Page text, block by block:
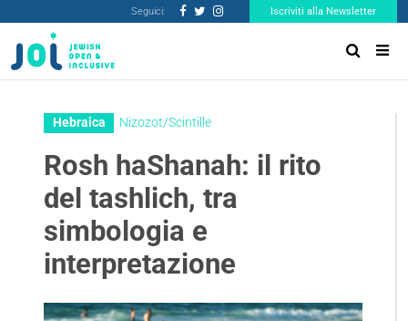
Seguici: Iscriviti alla Newsletter
Hebraica Nizozot/Scintille
Rosh haShanah: il rito
del tashlich, tra
simbologia e
interpretazione